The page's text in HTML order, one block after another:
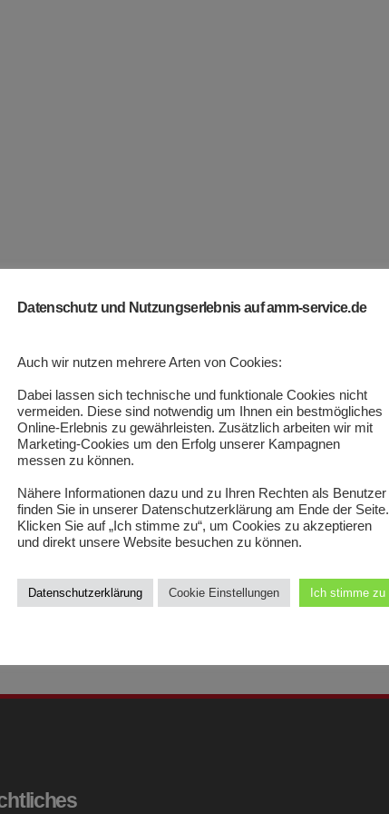
Datenschutz und Nutzungserlebnis auf amm-service.de
Auch wir nutzen mehrere Arten von Cookies:
Dabei lassen sich technische und funktionale Cookies nicht
vermeiden. Diese sind notwendig um Ihnen ein bestmögliches
Online-Erlebnis zu gewährleisten. Zusätzlich arbeiten wir mit
Marketing-Cookies um den Erfolg unserer Kampagnen
messen zu können.
Nähere Informationen dazu und zu Ihren Rechten als Benutzer
finden Sie in unserer Datenschutzerklärung am Ende der Seite.
Klicken Sie auf „Ich stimme zu“, um Cookies zu akzeptieren
und direkt unsere Website besuchen zu können.
Datenschutzerklärung Cookie Einstellungen Ich stimme zu